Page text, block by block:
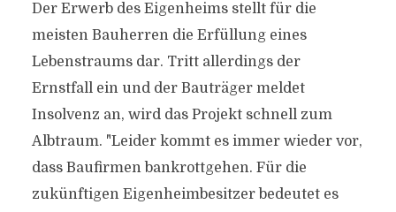
Der Erwerb des Eigenheims stellt für die
meisten Bauherren die Erfüllung eines
Lebenstraums dar. Tritt allerdings der
Ernstfall ein und der Bauträger meldet
Insolvenz an, wird das Projekt schnell zum
Albtraum. "Leider kommt es immer wieder vor,
dass Baufirmen bankrottgehen. Für die
zukünftigen Eigenheimbesitzer bedeutet es